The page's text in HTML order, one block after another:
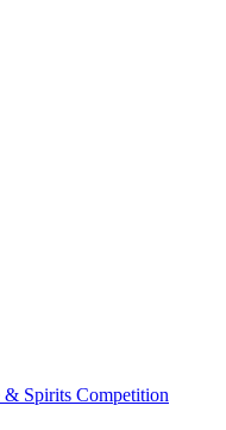
& Spirits Competition